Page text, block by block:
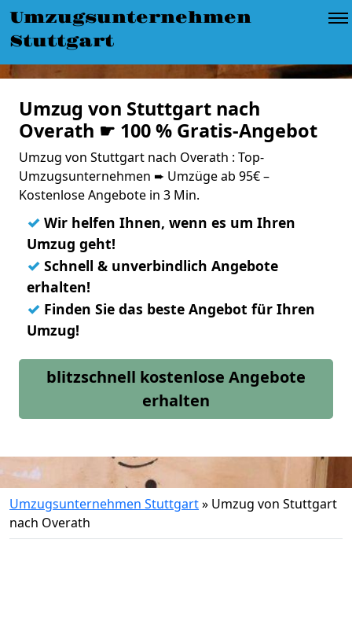
Umzugsunternehmen
Stuttgart
Umzug von Stuttgart nach
Overath ☛ 100 % Gratis-Angebot
Umzug von Stuttgart nach Overath : Top-
Umzugsunternehmen ➨ Umzüge ab 95€ –
Kostenlose Angebote in 3 Min.
✓ Wir helfen Ihnen, wenn es um Ihren
Umzug geht!
✓ Schnell & unverbindlich Angebote
erhalten!
✓ Finden Sie das beste Angebot für Ihren
Umzug!
blitzschnell kostenlose Angebote
erhalten
Umzugsunternehmen Stuttgart» Umzug von Stuttgart
nach Overath